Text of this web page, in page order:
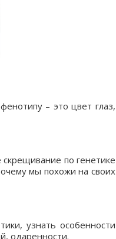
– это цвет глаз,
по генетике
мы похожи на своих
узнать особенности
одаренности.